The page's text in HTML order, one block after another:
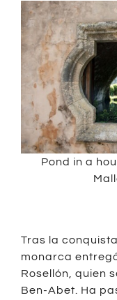
Pond in a
Tras la
monarca
Rosellón, quien
Ben-Abet. Ha